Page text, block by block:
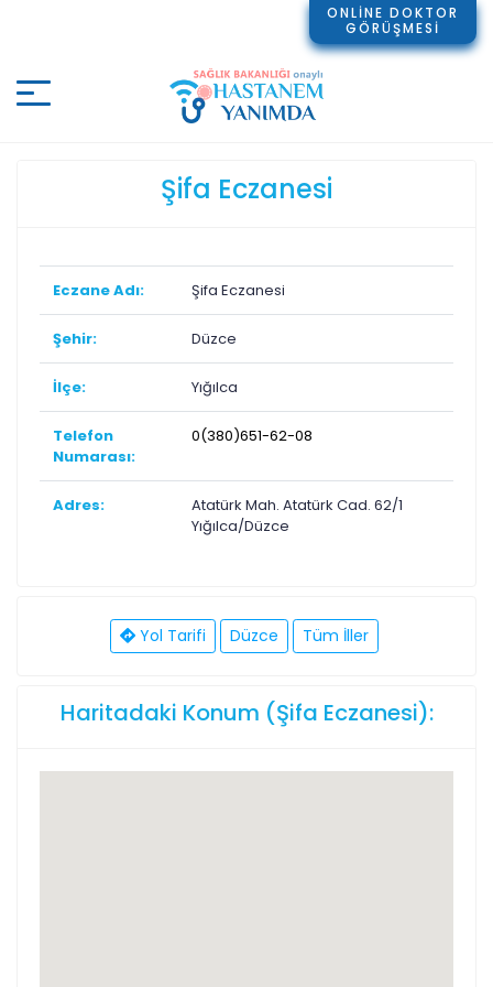
Şifa Eczanesi
Eczane Adı: Şifa Eczanesi
Şehir: Düzce
İlçe: Yığılca
Telefon
Numarası:
0(380)651-62-08
Adres:
Atatürk Mah. Atatürk Cad. 62/1
Yığılca/Düzce
Yol Tarifi Düzce Tüm İller
Haritadaki Konum (Şifa Eczanesi):
ONLİNE DOKTOR
GÖRÜŞMESİ